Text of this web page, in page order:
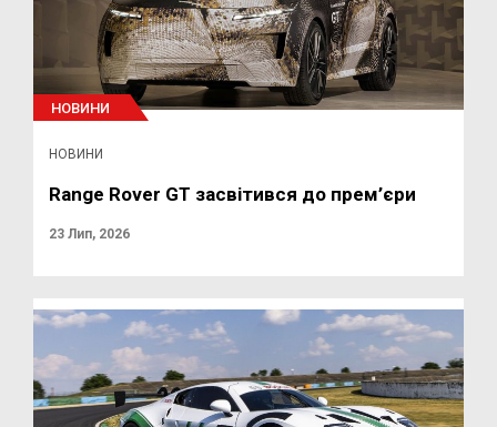
НОВИНИ
НОВИНИ
Range Rover GT засвітився до прем’єри
23 Лип, 2026